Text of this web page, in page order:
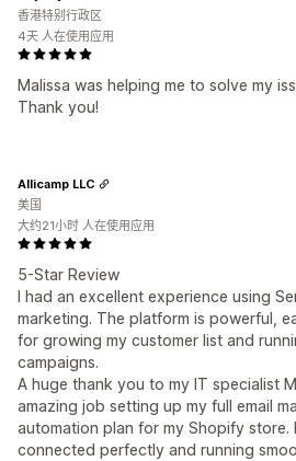
Malissa was helping me to solve my
Thank you!
香港特别行政区
4天 人在使用应用
5-Star Review
I had an excellent experience using
marketing. The platform is powerful,
for growing my customer list and
campaigns.
A huge thank you to my IT specialist
amazing job setting up my full email
automation plan for my Shopify store.
connected perfectly and running
Allicamp LLC
美国
大约21小时 人在使用应用